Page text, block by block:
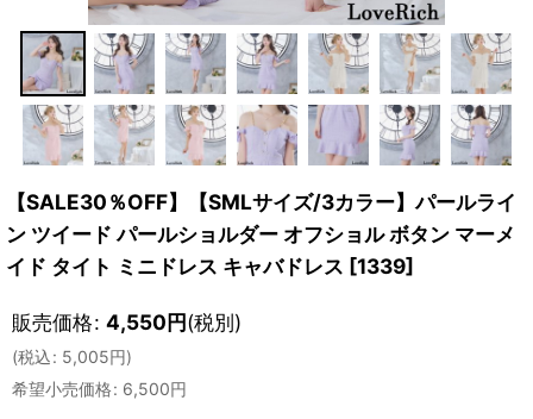
【SALE30％OFF】【SMLサイズ/3カラー】パールライ
ン ツイード パールショルダー オフショル ボタン マーメ
イド タイト ミニドレス キャバドレス [1339]
販売価格: 4,550円(税別)
(税込: 5,005円)
希望小売価格: 6,500円